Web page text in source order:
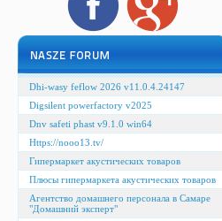
Dhi-wasy feflow 2026 v11.0.4.24147
Digsilent powerfactory v2025
Dnv safeti phast v9.1.0 win64
Https://nooo13.tv/
Гипермаркет акустических товаров
Плюсы гипермаркета акустических товаров
Агентство домашнего персонала в Самаре
"Домашний эксперт"